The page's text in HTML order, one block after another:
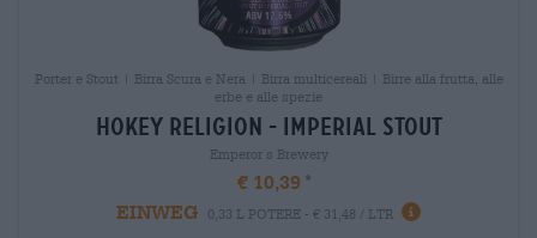
Porter e Stout | Birra Scura e Nera | Birra multicereali | Birre alla frutta, alle
erbe e alle spezie
hokey religion - imperial stout
Emperor´s Brewery
€ 10,39
EINWEG
0,33 L POTERE - € 31,48 / LTR